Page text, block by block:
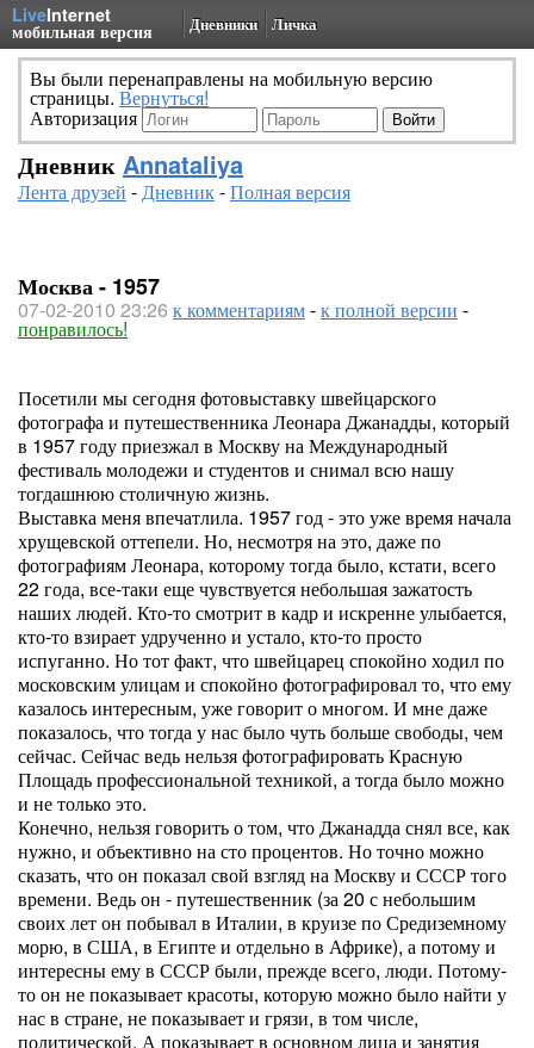
LiveInternet
мобильная версия Дневники Личка
Вы были перенаправлены на мобильную версию
страницы. Вернуться!
Авторизация
Дневник Annataliya
Лента друзей -Дневник-Полная версия
Москва - 1957
07-02-2010 23:26 к комментариям-к полной версии -
понравилось!
Посетили мы сегодня фотовыставку швейцарского
фотографа и путешественника Леонара Джанадды, который
в 1957 году приезжал в Москву на Международный
фестиваль молодежи и студентов и снимал всю нашу
тогдашнюю столичную жизнь.
Выставка меня впечатлила. 1957 год - это уже время начала
хрущевской оттепели. Но, несмотря на это, даже по
фотографиям Леонара, которому тогда было, кстати, всего
22 года, все-таки еще чувствуется небольшая зажатость
наших людей. Кто-то смотрит в кадр и искренне улыбается,
кто-то взирает удрученно и устало, кто-то просто
испуганно. Но тот факт, что швейцарец спокойно ходил по
московским улицам и спокойно фотографировал то, что ему
казалось интересным, уже говорит о многом. И мне даже
показалось, что тогда у нас было чуть больше свободы, чем
сейчас. Сейчас ведь нельзя фотографировать Красную
Площадь профессиональной техникой, а тогда было можно
и не только это.
Конечно, нельзя говорить о том, что Джанадда снял все, как
нужно, и объективно на сто процентов. Но точно можно
сказать, что он показал свой взгляд на Москву и СССР того
времени. Ведь он - путешественник (за 20 с небольшим
своих лет он побывал в Италии, в круизе по Средиземному
морю, в США, в Египте и отдельно в Африке), а потому и
интересны ему в СССР были, прежде всего, люди. Потому-
то он не показывает красоты, которую можно было найти у
нас в стране, не показывает и грязи, в том числе,
политической. А показывает в основном лица и занятия